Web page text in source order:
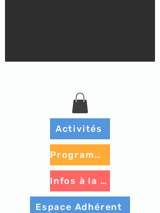
Activités
Espace Adhérent
Infos à la une
Programme à venir